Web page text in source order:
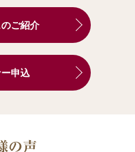
ご紹介
申込
の声